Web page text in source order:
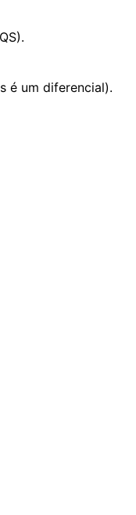
é um diferencial).